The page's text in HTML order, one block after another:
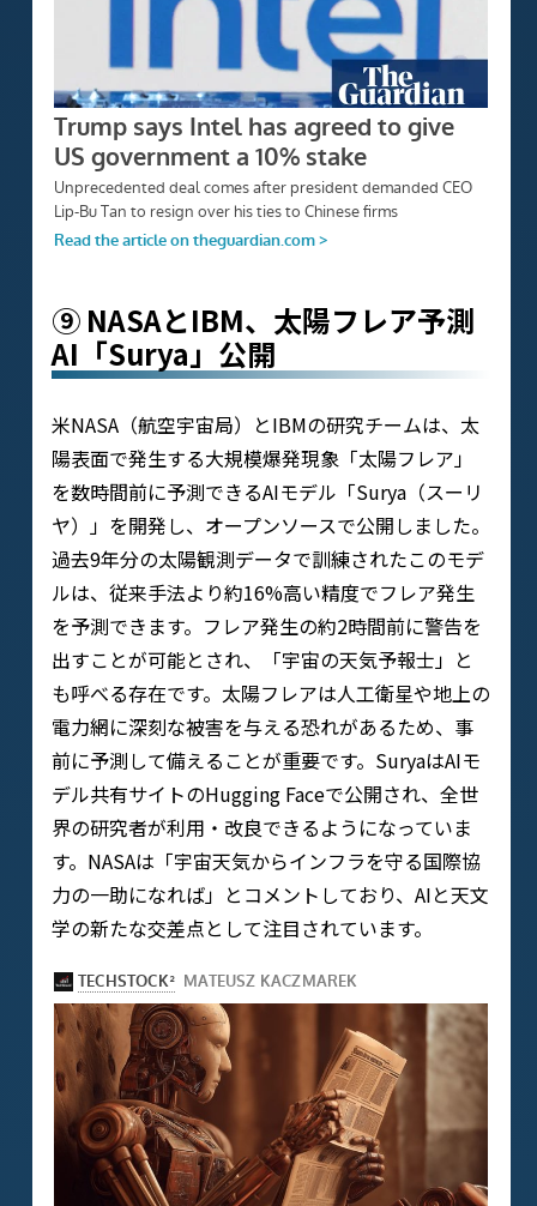
⑨ NASAとIBM、太陽フレア予測
AI「Surya」公開
米NASA（航空宇宙局）とIBMの研究チームは、太
陽表面で発生する大規模爆発現象「太陽フレア」
を数時間前に予測できるAIモデル「Surya（スーリ
ヤ）」を開発し、オープンソースで公開しました。
過去9年分の太陽観測データで訓練されたこのモデ
ルは、従来手法より約16%高い精度でフレア発生
を予測できます。フレア発生の約2時間前に警告を
出すことが可能とされ、「宇宙の天気予報士」と
も呼べる存在です。太陽フレアは人工衛星や地上の
電力網に深刻な被害を与える恐れがあるため、事
前に予測して備えることが重要です。SuryaはAIモ
デル共有サイトのHugging Faceで公開され、全世
界の研究者が利用・改良できるようになっていま
す。NASAは「宇宙天気からインフラを守る国際協
力の一助になれば」とコメントしており、AIと天文
学の新たな交差点として注目されています。